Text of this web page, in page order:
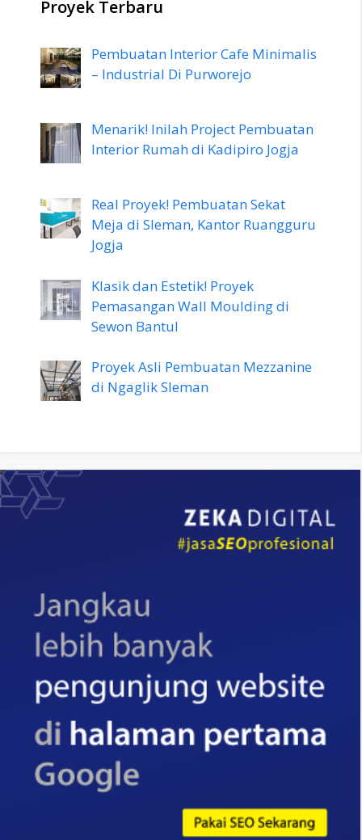
Proyek Terbaru
Pembuatan Interior Cafe Minimalis
– Industrial Di Purworejo
Menarik! Inilah Project Pembuatan
Interior Rumah di Kadipiro Jogja
Real Proyek! Pembuatan Sekat
Meja di Sleman, Kantor Ruangguru
Jogja
Klasik dan Estetik! Proyek
Pemasangan Wall Moulding di
Sewon Bantul
Proyek Asli Pembuatan Mezzanine
di Ngaglik Sleman